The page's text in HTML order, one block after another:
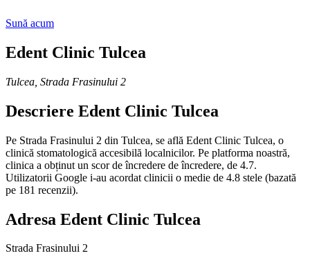
Sună acum
Edent Clinic Tulcea
Tulcea Strada Frasinului 2
Descriere Edent Clinic Tulcea
Pe Strada Frasinului 2 din Tulcea, se află Edent Clinic Tulcea, o
clinică stomatologică accesibilă localnicilor. Pe platforma noastră,
clinica a obținut un scor de încredere de încredere, de 4.7.
Utilizatorii Google i-au acordat clinicii o medie de 4.8 stele (bazată
pe 181 recenzii).
Adresa Edent Clinic Tulcea
Strada Frasinului 2